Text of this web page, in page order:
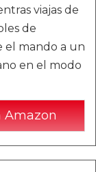
viajas de
de
el mando a un
en el modo
Amazon